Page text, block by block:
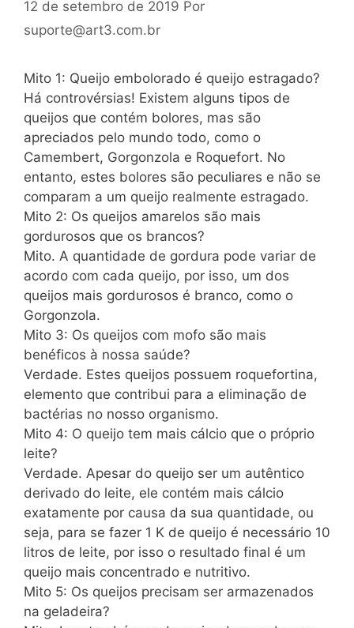
12 de setembro de 2019 Por
suporte@art3.com.br
Mito 1: Queijo embolorado é queijo estragado?
Há controvérsias! Existem alguns tipos de
queijos que contém bolores, mas são
apreciados pelo mundo todo, como o
Camembert, Gorgonzola e Roquefort. No
entanto, estes bolores são peculiares e não se
comparam a um queijo realmente estragado.
Mito 2: Os queijos amarelos são mais
gordurosos que os brancos?
Mito. A quantidade de gordura pode variar de
acordo com cada queijo, por isso, um dos
queijos mais gordurosos é branco, como o
Gorgonzola.
Mito 3: Os queijos com mofo são mais
benéficos à nossa saúde?
Verdade. Estes queijos possuem roquefortina,
elemento que contribui para a eliminação de
bactérias no nosso organismo.
Mito 4: O queijo tem mais cálcio que o próprio
leite?
Verdade. Apesar do queijo ser um autêntico
derivado do leite, ele contém mais cálcio
exatamente por causa da sua quantidade, ou
seja, para se fazer 1 K de queijo é necessário 10
litros de leite, por isso o resultado final é um
queijo mais concentrado e nutritivo.
Mito 5: Os queijos precisam ser armazenados
na geladeira?